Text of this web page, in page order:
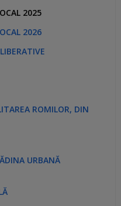
2025
2026
ROMILOR, DIN
URBANĂ